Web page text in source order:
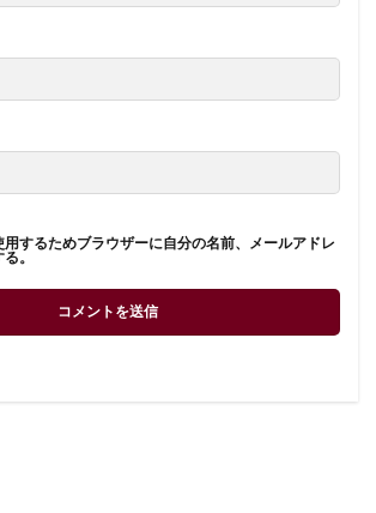
用するためブラウザーに自分の名前、メールアドレ
。